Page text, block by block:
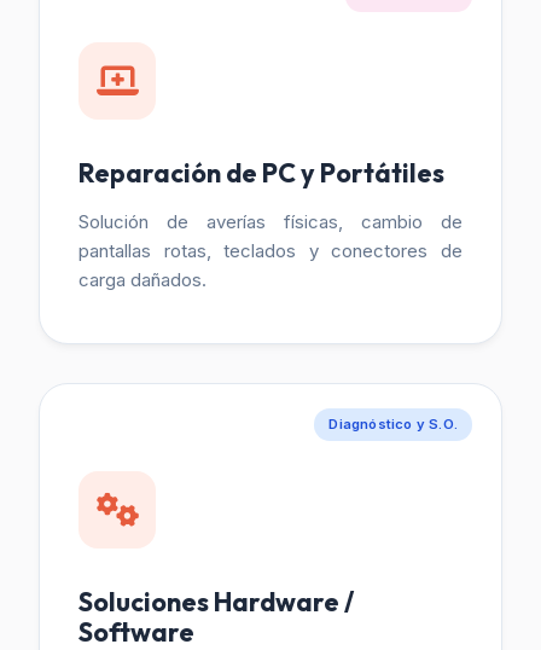
Reparación de PC y Portátiles
Solución de averías físicas, cambio de
pantallas rotas, teclados y conectores de
carga dañados.
Diagnóstico y S.O.
Soluciones Hardware /
Software